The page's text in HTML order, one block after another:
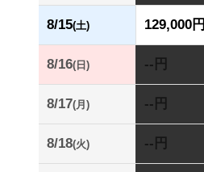
8/15(土) 129,000円
8/16(日) --円
8/17(月) --円
8/18(火) --円